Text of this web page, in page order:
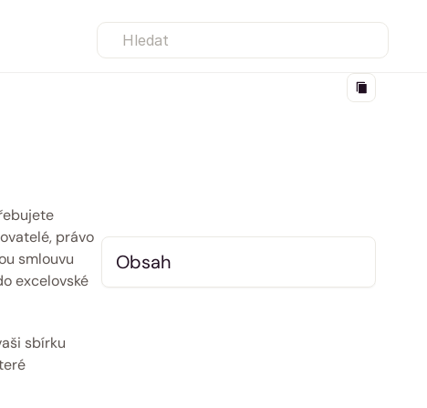
Hledat
právo
smlouvu
excelovské
sbírku
Obsah